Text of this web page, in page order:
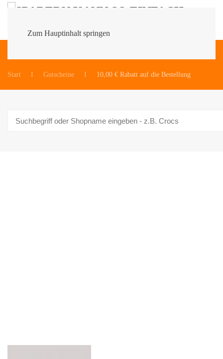
Zum Hauptinhalt springen
Start Gutscheine 10,00 € Rabatt auf die Bestellung